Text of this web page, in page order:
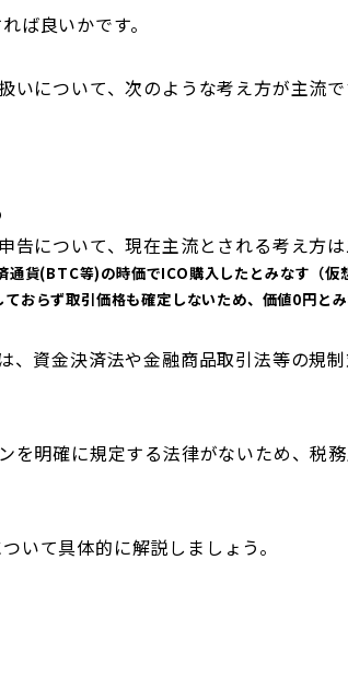
ば良いかです。
いについて、次のような考え方が主流で
告について、現在主流とされる考え方は
貨(BTC等)の時価でICO購入したとみなす（仮
おらず取引価格も確定しないため、価値0円とみ
、資金決済法や金融商品取引法等の規
を明確に規定する法律がないため、税
いて具体的に解説しましょう。